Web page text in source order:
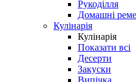
Рукоділля
Домашні
Кулінарія
Кулінарія
Показати всі
Десерти
Закуски
Випічка